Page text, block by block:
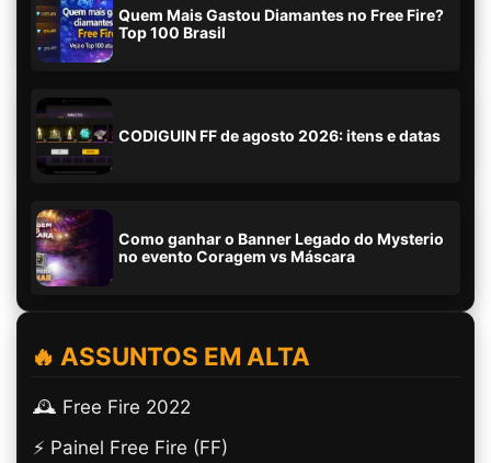
Quem Mais Gastou Diamantes no Free Fire?
Top 100 Brasil
CODIGUIN FF de agosto 2026: itens e datas
Como ganhar o Banner Legado do Mysterio
no evento Coragem vs Máscara
🔥 ASSUNTOS EM ALTA
🕰️ Free Fire 2022
⚡ Painel Free Fire (FF)